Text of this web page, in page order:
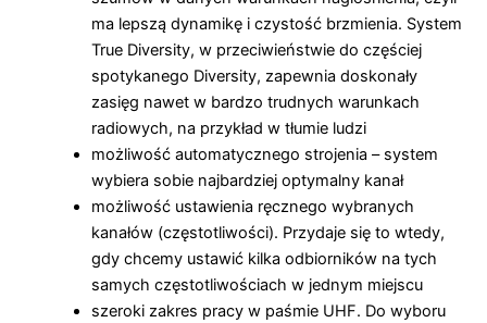
ma lepszą dynamikę i czystość brzmienia. System
True Diversity, w przeciwieństwie do częściej
spotykanego Diversity, zapewnia doskonały
zasięg nawet w bardzo trudnych warunkach
radiowych, na przykład w tłumie ludzi
możliwość automatycznego strojenia – system
wybiera sobie najbardziej optymalny kanał
możliwość ustawienia ręcznego wybranych
kanałów (częstotliwości). Przydaje się to wtedy,
gdy chcemy ustawić kilka odbiorników na tych
samych częstotliwościach w jednym miejscu
szeroki zakres pracy w paśmie UHF. Do wyboru